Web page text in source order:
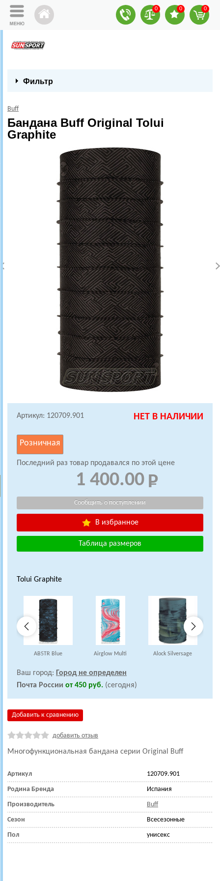
0 0 0
Фильтр
Buff
Бандана Buff Original Tolui
Graphite
Артикул: 120709.901 НЕТ В НАЛИЧИИ
Розничная
Последний раз товар продавался по этой цене
1 400.00
В избранное
Таблица размеров
Tolui Graphite
AB5TR Blue Airglow Multi Alock Silversage
Ваш город: Город не определен
Почта России от 450 руб. (сегодня)
Добавить к сравнению
добавить отзыв
Многофункциональная бандана серии Original Buff
Артикул 120709.901
Родина Бренда Испания
Производитель Buff
Сезон Всесезонные
Пол унисекс